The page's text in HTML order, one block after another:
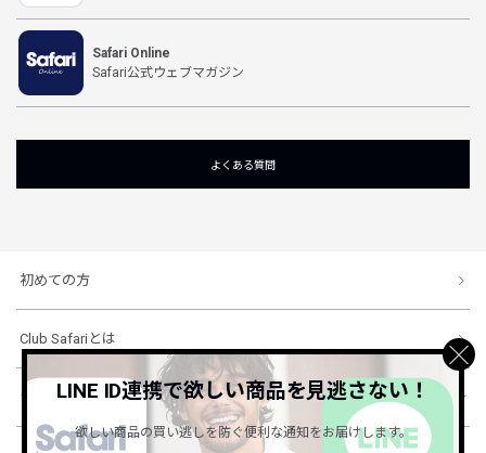
Safari Online
Safari公式ウェブマガジン
よくある質問
初めての方
Club Safariとは
ショッピングガイド
LINE ID連携で欲しい商品を見逃さない！
欲しい商品の買い逃しを防ぐ便利な通知をお届けします。